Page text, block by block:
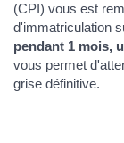
(CPI) vous est
d'immatriculation
pendant 1 mois,
vous permet
grise définitive.